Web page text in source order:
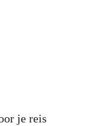
je reis